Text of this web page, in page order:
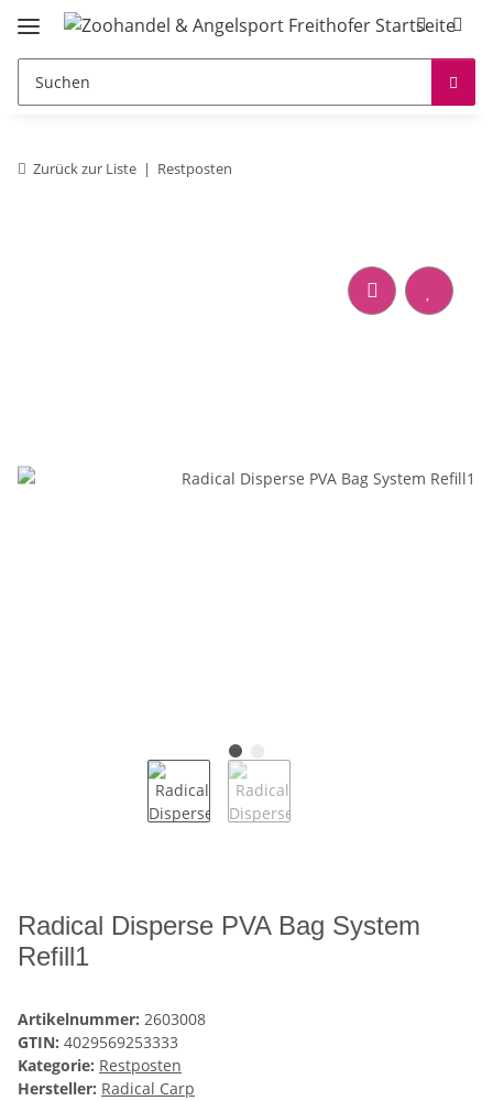
Zurück zur Liste Restposten
Radical Disperse PVA Bag System
Refill1
Artikelnummer: 2603008
GTIN: 4029569253333
Kategorie: Restposten
Hersteller: Radical Carp